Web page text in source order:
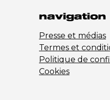
navigation
Presse et médias
Termes et
Politique de
Cookies